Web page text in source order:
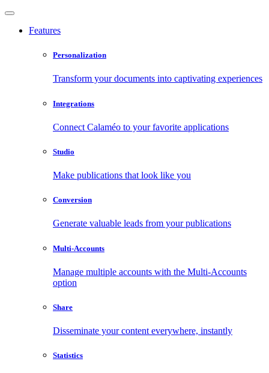
Features
Personalization
Transform your documents into captivating experiences
Integrations
Connect Calaméo to your favorite applications
Studio
Make publications that look like you
Conversion
Generate valuable leads from your publications
Multi-Accounts
Manage multiple accounts with the Multi-Accounts
option
Share
Disseminate your content everywhere, instantly
Statistics